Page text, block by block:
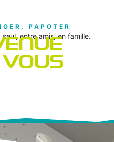
PAPOTER
entre amis, en famille.